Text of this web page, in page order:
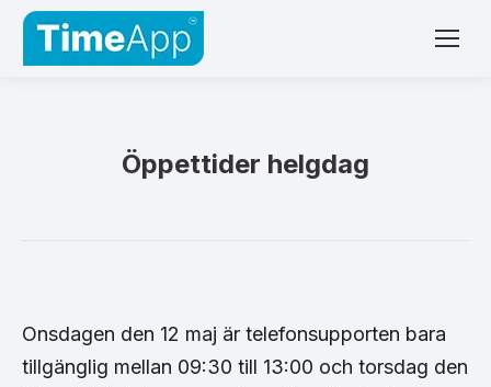
Öppettider helgdag
Onsdagen den 12 maj är telefonsupporten bara
tillgänglig mellan 09:30 till 13:00 och torsdag den